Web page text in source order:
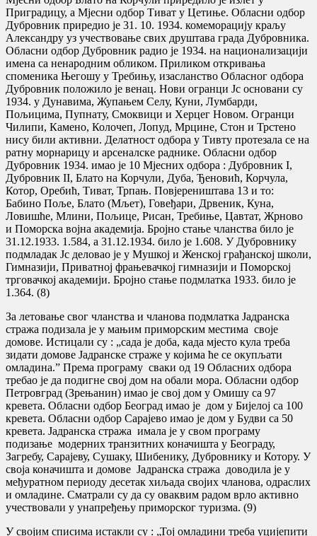
Приградицу, а Мјесни одбор Тиват у Цетиње. Обласни одбор
Дубровник приредио је 31. 10. 1934. комеморацију краљу
Александру уз учествовање свих друштава града Дубровника.
Обласни одбор Дубровник радио је 1934. на национализацији
имена са ненародним обликом. Приликом откривања
споменика Његошу у Требињу, изасланство Обласног одбора
Дубровник положило је венац. Нови огранци Јс основани су
1934. у Дунавима, Жупањем Селу, Куни, Лумбарди,
Пољицима, Пупнату, Смоквици и Херцег Новом. Огранци
Чилипи, Камено, Колочеп, Лопуд, Мрцине, Стон и Трстено
нису били активни. Делатност одбора у Тивту протезала се на
ратну морнарицу и арсеналске раднике. Обласни одбор
Дубровник 1934. имао је 10 Мјесних одбора : Дубровник I,
Дубровник II, Блато на Корчули, Дуба, Ђеновић, Корчула,
Котор, Оребић, Тиват, Трпањ. Повјереништава 13 и то:
Бабино Поље, Блато (Мљет), Говеђари, Дрвеник, Куна,
Ловишће, Млини, Пољице, Рисан, Требиње, Цавтат, Жрново
и Поморска војна академија. Бројно стање чланства било је
31.12.1933. 1.584, а 31.12.1934. било је 1.608. У Дубровнику
подмладак Јс деловао је у Мушкој и Женској грађанској школи,
Гимназији, Приватној фрањевачкој гимназији и Поморској
трговачкој академији. Бројно стање подмлатка 1933. било је
1.364. (8)
За летовање свог чланства и чланова подмлатка Јадранска
стража подизала је у мањим приморским местима своје
домове. Истицали су : „сада је доба, када мјесто кула треба
зидати домове Јадранске страже у којима ће се окупљати
омладина.” Према програму сваки од 19 Обласних одбора
требао је да подигне свој дом на обали мора. Обласни одбор
Петровград (Зрењанин) имао је свој дом у Омишу са 97
кревета. Обласни одбор Београд имао је дом у Бијелој са 100
кревета. Обласни одбор Сарајево имао је дом у Будви са 50
кревета. Јадранска стража имала је у свом програму
подизање модерних транзитних коначишта у Београду,
Загребу, Сарајеву, Сушаку, Шибенику, Дубровнику и Котору. У
своја коначишта и домове Јадранска стража доводила је у
међуратном периоду десетак хиљада својих чланова, одраслих
и омладине. Сматрали су да су оваквим радом врло активно
учествовали у унапређењу приморског туризма. (9)
У својим списима истакли су : „Тој омладини треба уцијепити